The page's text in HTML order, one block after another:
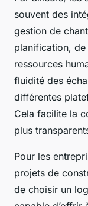
souvent des
gestion de
planification,
ressources
fluidité des
différentes
Cela facilite la
plus
Pour les
projets de
de choisir un